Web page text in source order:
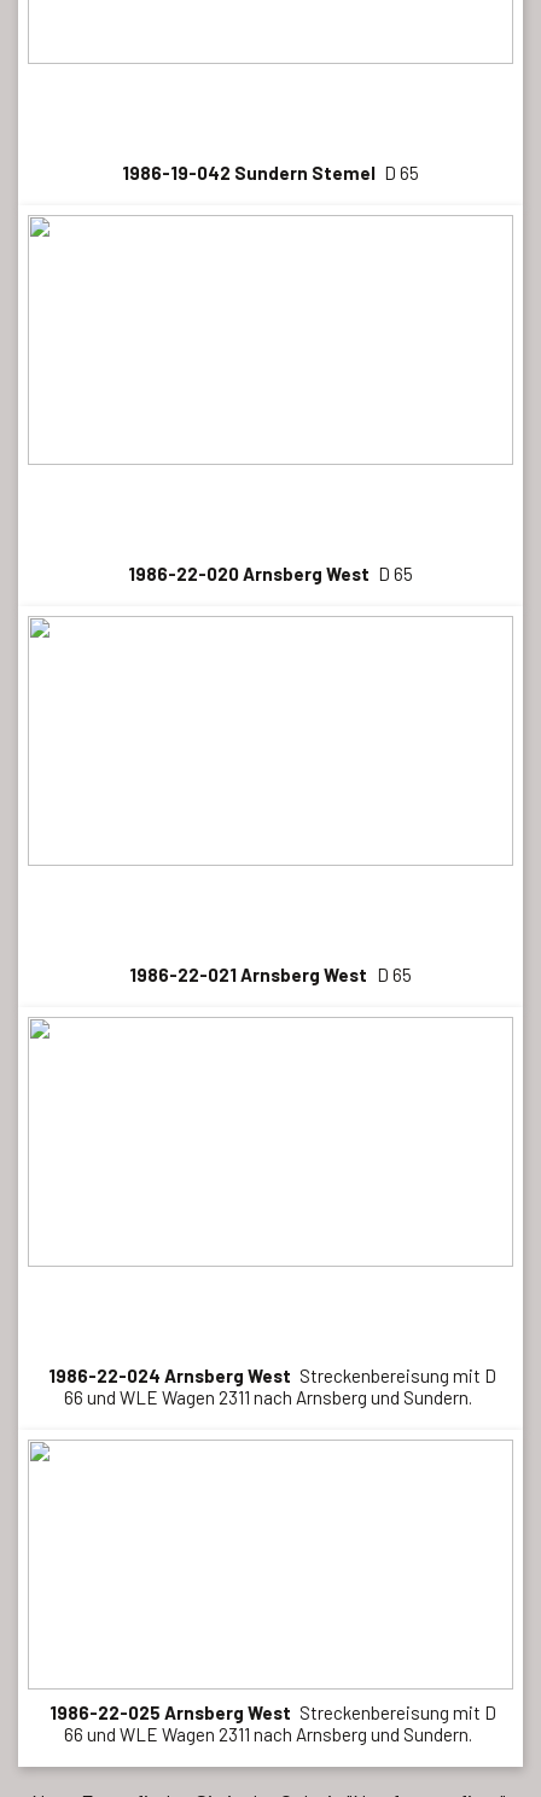
1986-19-042 Sundern Stemel D 65
1986-22-020 Arnsberg West D 65
1986-22-021 Arnsberg West D 65
1986-22-024 Arnsberg West Streckenbereisung mit D
66 und WLE Wagen 2311 nach Arnsberg und Sundern.
1986-22-025 Arnsberg West Streckenbereisung mit D
66 und WLE Wagen 2311 nach Arnsberg und Sundern.